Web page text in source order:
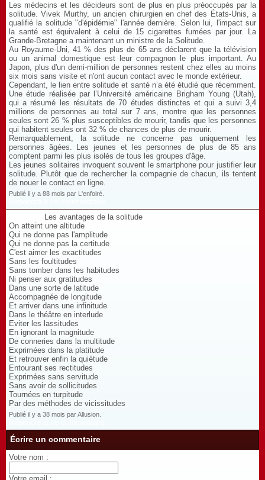
Les médecins et les décideurs sont de plus en plus préoccupés par la
solitude. Vivek Murthy, un ancien chirurgien en chef des États-Unis, a
qualifié la solitude "d'épidémie" l'année dernière. Selon lui, l'impact sur
la santé est équivalent à celui de 15 cigarettes fumées par jour. La
Grande-Bretagne a maintenant un ministre de la Solitude.
Au Royaume-Uni, 41 % des plus de 65 ans déclarent que la télévision
ou un animal domestique est leur compagnon le plus important. Au
Japon, plus d'un demi-million de personnes restent chez elles au moins
six mois sans visite et n'ont aucun contact avec le monde extérieur.
Cependant, le lien entre solitude et santé n’a été étudié que récemment.
Une étude réalisée par l’Université américaine Brigham Young (Utah),
qui a résumé les résultats de 70 études distinctes et qui a suivi 3,4
millions de personnes au total sur 7 ans, montre que les personnes
seules sont 26 % plus susceptibles de mourir, tandis que les personnes
qui habitent seules ont 32 % de chances de plus de mourir.
Remarquablement, la solitude ne concerne pas uniquement les
personnes âgées. Les jeunes et les personnes de plus de 85 ans
comptent parmi les plus isolés de tous les groupes d'âge.
Les jeunes solitaires invoquent souvent le smartphone pour justifier leur
solitude. Plutôt que de rechercher la compagnie de chacun, ils tentent
de nouer le contact en ligne.
Publié il y a 88 mois par L'enfoiré.
Les avantages de la solitude
On atteint une altitude
Qui ne donne pas l'amplitude
Qui ne donne pas la certitude
C'est aimer les exactitudes
Sans les foultitudes
Sans tomber dans les habitudes
Ni penser aux gratitudes
Dans une sorte de latitude
Accompagnée de longitude
Et arriver dans une infinitude
Dans le théâtre en interlude
Eviter les lassitudes
En ignorant la magnitude
De conneries dans la multitude
Exprimées dans la platitude
Et retrouver enfin la quiétude
Entourant ses rectitudes
Exprimées sans servitude
Sans avoir de sollicitudes
Tournées en turpitude
Par des méthodes de vicissitudes
Publié il y a 38 mois par Allusion.
Écrire un commentaire
Votre nom :